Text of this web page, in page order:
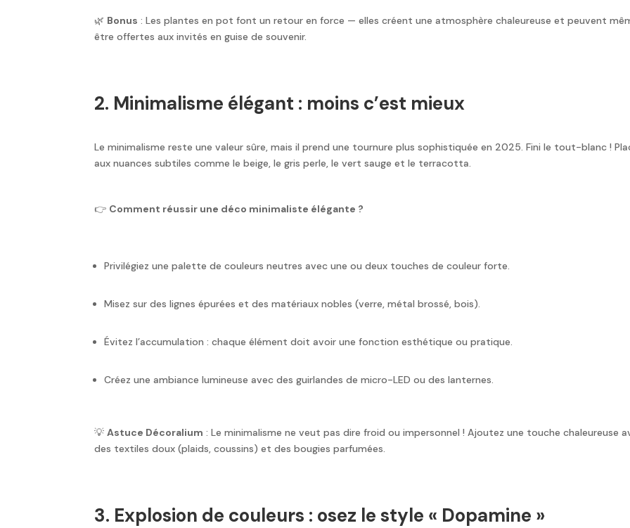
🌿 Bonus : Les plantes en pot font un retour en force — elles créent une atmosphère chaleureuse et peuvent
être offertes aux invités en guise de souvenir.
2. Minimalisme élégant : moins c’est mieux
Le minimalisme reste une valeur sûre, mais il prend une tournure plus sophistiquée en 2025. Fini le tout-blanc !
aux nuances subtiles comme le beige, le gris perle, le vert sauge et le terracotta.
👉 Comment réussir une déco minimaliste élégante ?
Privilégiez une palette de couleurs neutres avec une ou deux touches de couleur forte.
Misez sur des lignes épurées et des matériaux nobles (verre, métal brossé, bois).
Évitez l’accumulation : chaque élément doit avoir une fonction esthétique ou pratique.
Créez une ambiance lumineuse avec des guirlandes de micro-LED ou des lanternes.
💡Astuce Décoralium : Le minimalisme ne veut pas dire froid ou impersonnel ! Ajoutez une touche chaleureuse
des textiles doux (plaids, coussins) et des bougies parfumées.
3. Explosion de couleurs : osez le style « Dopamine »